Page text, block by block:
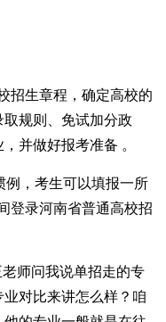
招生章程，确定高校的
规则、免试加分政
并做好报考准备 。
例，考生可以填报一所
登录河南省普通高校招
师问我说单招走的专
对比来讲怎么样？咱